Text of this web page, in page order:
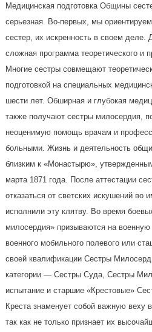
Медицинская подготовка Общины
серьезная. Во-первых, мы
сестер, их искренность в своем деле.
сложная программа теоретического и
Многие сестры совмещают
подготовкой на специальных
шести лет. Обширная и глубокая
также получают сестры милосердия,
неоценимую помощь врачам и
больными. Жизнь и деятельность
близким к «Монастырю»,
марта 1871 года. После аттестации
отказаться от светских искушений во
исполнили эту клятву. Во время
милосердия» призываются на
военного мобильного полевого или
своей квалификации Сестры
категории — Сестры Суда, Сестры
испытание и старшие «Крестовые»
Креста знаменует собой важную веху
так как не только признает их